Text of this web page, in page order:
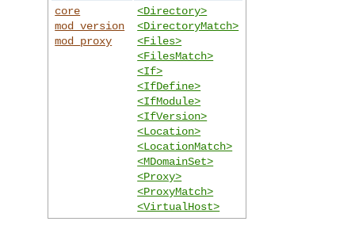
core
mod_version
mod_proxy
<Directory>
<DirectoryMatch>
<Files>
<FilesMatch>
<If>
<IfDefine>
<IfModule>
<IfVersion>
<Location>
<LocationMatch>
<MDomainSet>
<Proxy>
<ProxyMatch>
<VirtualHost>